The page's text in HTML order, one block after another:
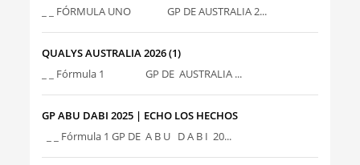
_ _ FÓRMULA UNO GP DE AUSTRALIA 2...
QUALYS AUSTRALIA 2026 (1)
_ _ Fórmula 1 GP DE AUSTRALIA ...
GP ABU DABI 2025 | ECHO LOS HECHOS
_ _ Fórmula 1 GP DE A B U D A B I 20...